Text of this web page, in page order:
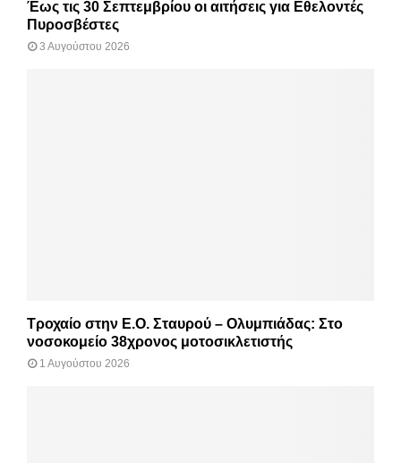
Έως τις 30 Σεπτεμβρίου οι αιτήσεις για Εθελοντές
Πυροσβέστες
3 Αυγούστου 2026
Τροχαίο στην Ε.Ο. Σταυρού – Ολυμπιάδας: Στο
νοσοκομείο 38χρονος μοτοσικλετιστής
1 Αυγούστου 2026